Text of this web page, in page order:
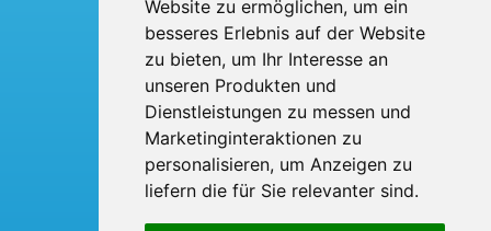
Website zu ermöglichen, um ein
besseres Erlebnis auf der Website
zu bieten, um Ihr Interesse an
unseren Produkten und
Dienstleistungen zu messen und
Marketinginteraktionen zu
personalisieren, um Anzeigen zu
liefern die für Sie relevanter sind.
BTI Bröskamp-Touristik International
Heinrich Bröskamp e. K.
Berliner Ring 53
33428 Harsewinkel
Telefon: 05247 - 9231-0
Fax: 05247 - 9231-31
E-Mail:
info broeskamp-online.de